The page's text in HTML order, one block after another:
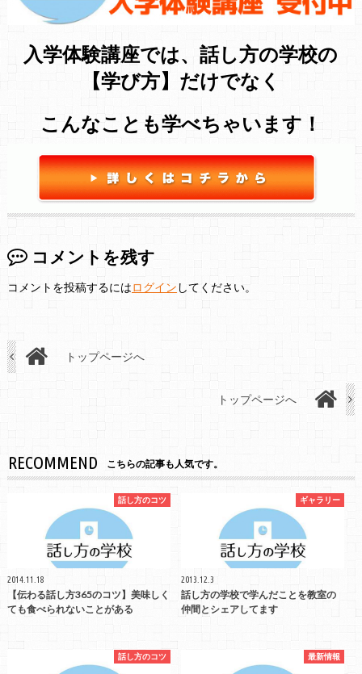
入学体験講座では、話し方の学校の
【学び方】だけでなく
こんなことも学べちゃいます！
コメントを残す
コメントを投稿するにはログイン してください。
トップページへ
トップページへ
RECOMMEND こちらの記事も人気です。
話し方のコツ
2014.11.18
【伝わる話し方365のコツ】美味しく
ても食べられないことがある
ギャラリー
2013.12.3
話し方の学校で学んだことを教室の
仲間とシェアしてます
話し方のコツ 最新情報